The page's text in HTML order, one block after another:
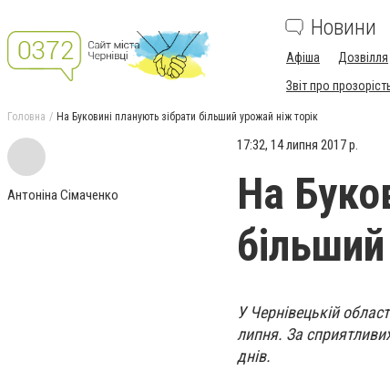
Новини
Афіша Дозвілля
Звіт про
Головна На Буковині планують зібрати більший урожай ніж торік
Антоніна Сімаченко
17:32, 14 липня 2017 р.
На
У Чернівецькій
липня. За
днів.